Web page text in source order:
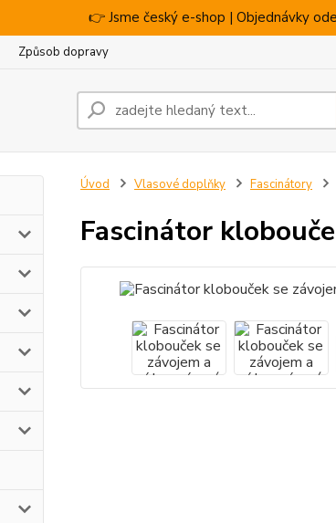
👉 Jsme český e-shop | Objednávky
Způsob dopravy
Úvod Vlasové doplňky Fascinátory
Fascinátor